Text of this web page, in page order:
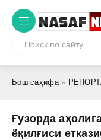
Бош саҳифа»
Ғузорда
ёқилғиси